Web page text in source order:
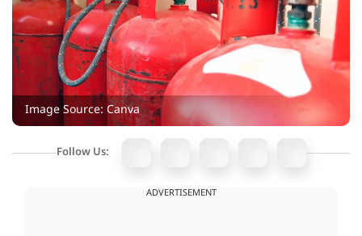
Image Source: Canva
Follow Us:
ADVERTISEMENT